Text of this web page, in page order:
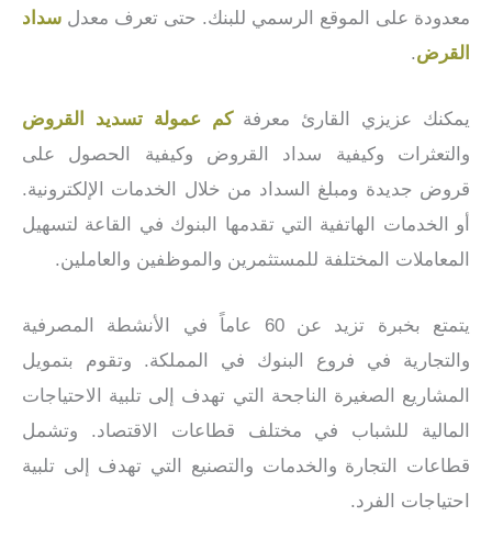
معدودة على الموقع الرسمي للبنك. حتى تعرف معدل سداد
القرض.
يمكنك عزيزي القارئ معرفةكم عمولة تسديد القروض
والتعثرات وكيفية سداد القروض وكيفية الحصول على
قروض جديدة ومبلغ السداد من خلال الخدمات الإلكترونية.
أو الخدمات الهاتفية التي تقدمها البنوك في القاعة لتسهيل
المعاملات المختلفة للمستثمرين والموظفين والعاملين.
يتمتع بخبرة تزيد عن 60 عاماً في الأنشطة المصرفية
والتجارية في فروع البنوك في المملكة. وتقوم بتمويل
المشاريع الصغيرة الناجحة التي تهدف إلى تلبية الاحتياجات
المالية للشباب في مختلف قطاعات الاقتصاد. وتشمل
قطاعات التجارة والخدمات والتصنيع التي تهدف إلى تلبية
احتياجات الفرد.